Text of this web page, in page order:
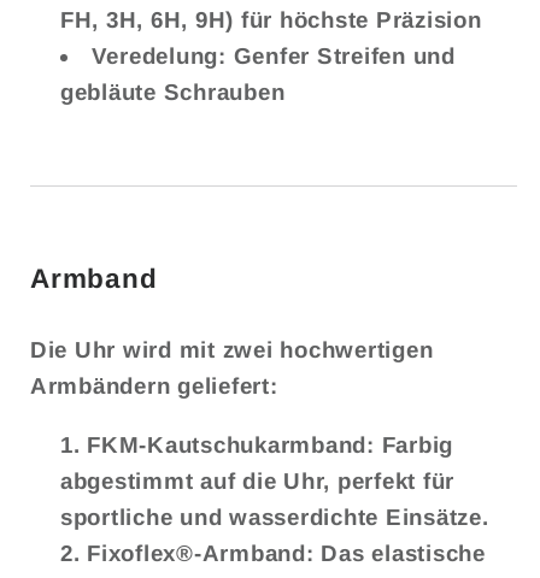
FH, 3H, 6H, 9H) für höchste Präzision
Veredelung: Genfer Streifen und
gebläute Schrauben
Armband
Die Uhr wird mit zwei hochwertigen
Armbändern geliefert:
FKM-Kautschukarmband: Farbig
abgestimmt auf die Uhr, perfekt für
sportliche und wasserdichte Einsätze.
Fixoflex®-Armband: Das elastische